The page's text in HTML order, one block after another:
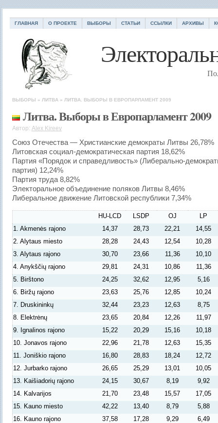
ГЛАВНАЯ О ПРОЕКТЕ ВЫБОРЫ СТАТЬИ ССЫЛКИ АРХИВЫ
ВЫБОРЫ » ЛИТВА » ЛИТВА. ВЫБОРЫ В ЕВРОПАРЛАМЕНТ 2009
Литва. Выборы в Европарламент 2009
Автор: Alex Kireev
Союз Отечества — Христианские демократы Литвы 26,78%
Литовская социал-демократическая партия 18,62%
Партия «Порядок и справедливость» (Либерально-
партия) 12,24%
Партия труда 8,82%
Электоральное объединение поляков Литвы 8,46%
Либеральное движение Литовской республики 7,34%
HU-LCD LSDP OJ
LP
1. Akmenės rajono
14,37 28,73 22,21
14,55
2. Alytaus miesto
28,28 24,43 12,54
10,28
3. Alytaus rajono
30,70 23,66 11,36
10,10
4. Anykščių rajono
29,81 24,31 10,86
11,36
5. Birštono
24,25 32,62 12,95
5,16
6. Biržų rajono
23,63 25,76 12,85
10,24
7. Druskininkų
32,44 23,23 12,63
8,75
8. Elektrėnų
23,65 20,84 12,26
11,97
9. Ignalinos rajono
15,22 20,29 15,16
10,18
10. Jonavos rajono
22,96 21,78 12,63
15,35
11. Joniškio rajono
16,80 28,83 18,24
12,72
12. Jurbarko rajono
26,65 25,29 13,01
10,05
13. Kaišiadorių rajono
24,15 30,67 8,19
9,92
14. Kalvarijos
21,70 23,48 15,57
17,05
15. Kauno miesto
42,22 13,40 8,79
5,88
16. Kauno rajono
37,58 17,28 9,29
6,49